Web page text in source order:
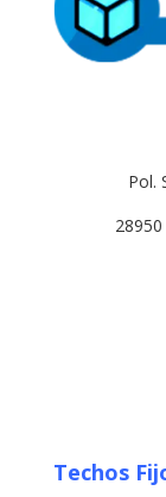
Pol.
Techos